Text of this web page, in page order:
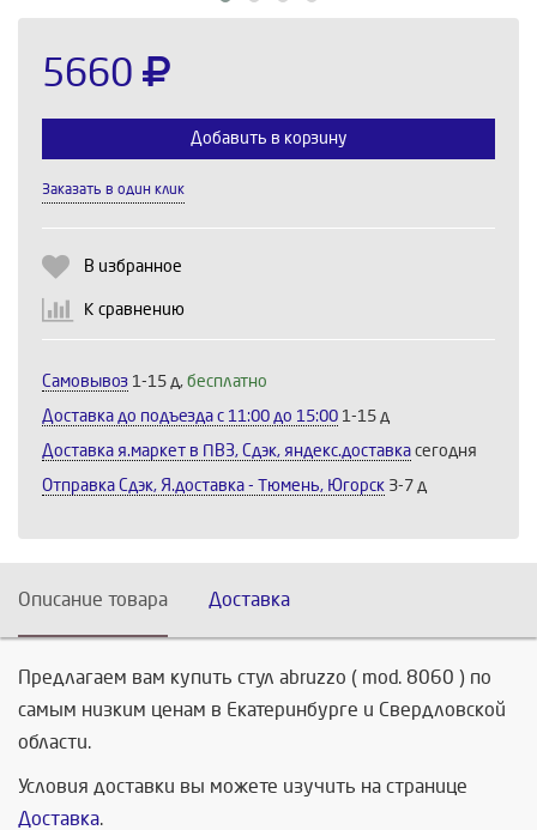
5660
Добавить в корзину
Заказать в один клик
В избранное
К сравнению
Самовывоз 1-15 д, бесплатно
Доставка до подъезда c 11:00 до 15:00 1-15 д
Доставка я.маркет в ПВЗ, Сдэк, яндекс.доставка сегодня
Отправка Сдэк, Я.доставка - Тюмень, Югорск 3-7 д
Описание товара Доставка
Предлагаем вам купить стул abruzzo ( mod. 8060 ) по
самым низким ценам в Екатеринбурге и Свердловской
области.
Условия доставки вы можете изучить на странице
Доставка.